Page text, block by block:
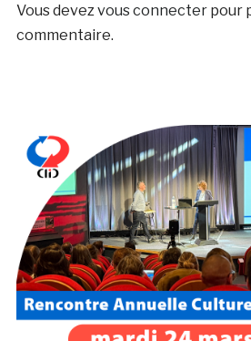
Vous devez vous connecterpour
commentaire.